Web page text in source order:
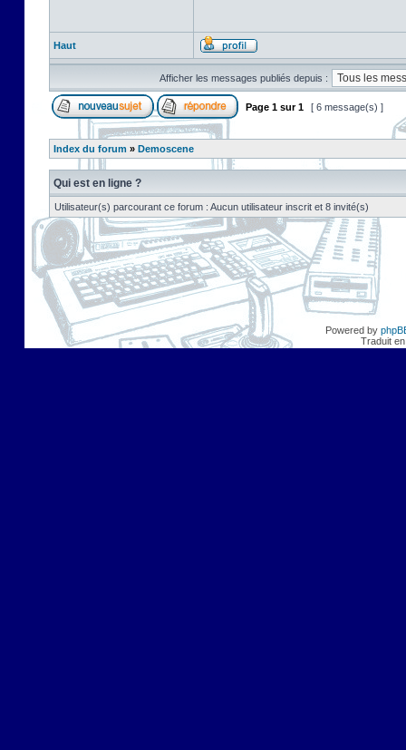
Haut
Afficher les messages publiés depuis :
Page 1 sur1 [ 6 message(s) ]
Index du forum » Demoscene
Qui est en ligne ?
Utilisateur(s) parcourant ce forum : Aucun utilisateur inscrit et 8 invité(s)
Powered by
Traduit